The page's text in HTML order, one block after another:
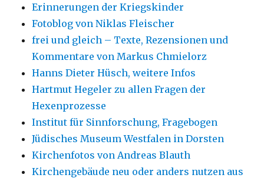
Erinnerungen der Kriegskinder
Fotoblog von Niklas Fleischer
frei und gleich – Texte, Rezensionen und
Kommentare von Markus Chmielorz
Hanns Dieter Hüsch, weitere Infos
Hartmut Hegeler zu allen Fragen der
Hexenprozesse
Institut für Sinnforschung, Fragebogen
Jüdisches Museum Westfalen in Dorsten
Kirchenfotos von Andreas Blauth
Kirchengebäude neu oder anders nutzen aus